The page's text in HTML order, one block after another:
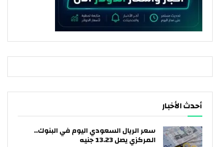
أحدث الأخبار
سعر الريال السعودي اليوم في البنوك..
المركزي يصل 13.23 جنيه